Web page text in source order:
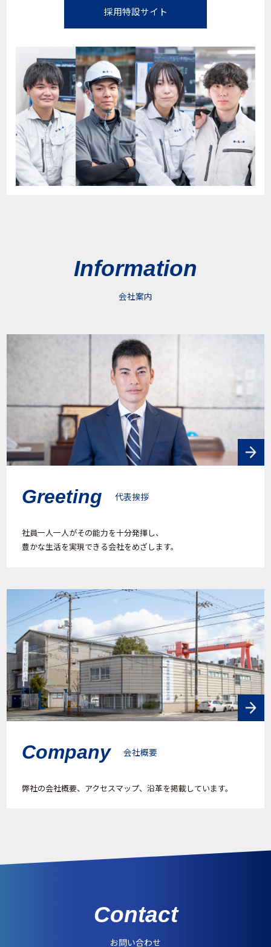
採用特設サイト
Information
会社案内
Greeting 代表挨拶
社員一人一人がその能力を十分発揮し、
豊かな生活を実現できる会社をめざします。
Company 会社概要
弊社の会社概要、アクセスマップ、沿革を掲載しています。
Contact
お問い合わせ